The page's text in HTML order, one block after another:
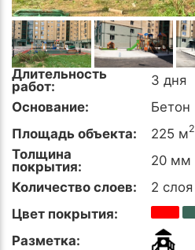
Длительность
работ:
3 дня
Основание:
Бетон
Площадь объекта:
225 м2
Толщина
покрытия:
20 мм
Количество слоев:
2 слоя
Цвет покрытия:
Разметка: